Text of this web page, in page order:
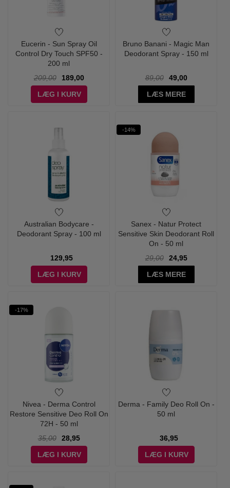
Eucerin - Sun Spray Oil
Control Dry Touch SPF50 -
200 ml
209,00
189,00
LÆG I KURV
Bruno Banani - Magic Man
Deodorant Spray - 150 ml
89,00
49,00
LÆS MERE
Australian Bodycare -
Deodorant Spray - 100 ml
129,95
LÆG I KURV
-14%
Sanex - Natur Protect
Sensitive Skin Deodorant Roll
On - 50 ml
29,00
24,95
LÆS MERE
-17%
Nivea - Derma Control
Restore Sensitive Deo Roll On
72H - 50 ml
35,00
28,95
LÆG I KURV
Derma - Family Deo Roll On -
50 ml
36,95
LÆG I KURV